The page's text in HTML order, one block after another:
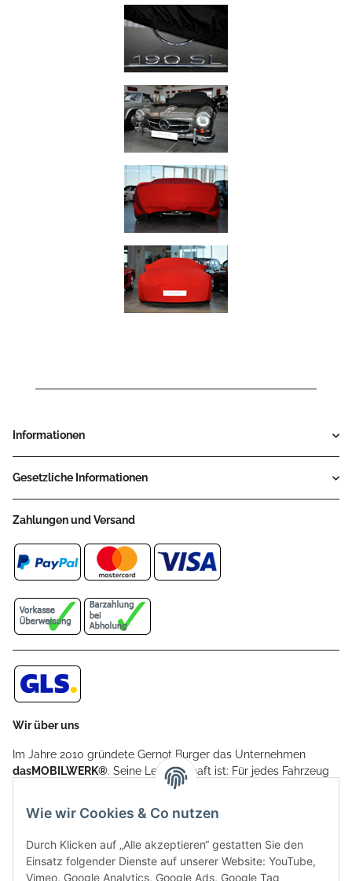
Informationen
Gesetzliche Informationen
Zahlungen und Versand
Wir über uns
Im Jahre 2010 gründete Gernot Burger das Unternehmen
dasMOBILWERK®. Seine Leidenschaft ist: Für jedes Fahrzeug
ein Car Cover anzubieten - passgenau und individuell.
Aufgrund der vielen positiven Kundenrückmeldungen kamen
weitere Produkte, wie Reifenschuhe, Hardtopständer hinzu.
Seine Reifenschoner werden in Deutschland produziert und
sind mit hochwertigen Techniken und Materialien gefertigt.
Wie wir Cookies & Co nutzen
Durch Klicken auf „Alle akzeptieren“ gestatten Sie den
Einsatz folgender Dienste auf unserer Website: YouTube,
Vimeo, Google Analytics, Google Ads, Google Tag